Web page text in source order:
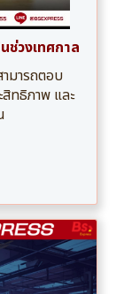
ช่วงเทศกาล
มารถตอบ
ทธิภาพ และ